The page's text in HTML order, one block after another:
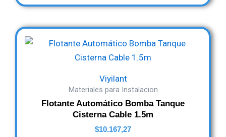
Viyilant
Materiales para Instalacion
Flotante Automático Bomba Tanque
Cisterna Cable 1.5m
$10.167,27